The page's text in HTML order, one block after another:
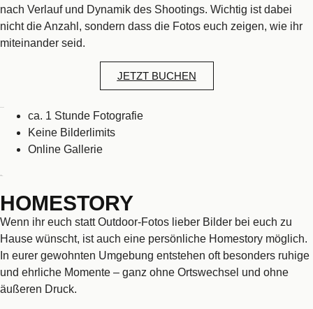
nach Verlauf und Dynamik des Shootings. Wichtig ist dabei
nicht die Anzahl, sondern dass die Fotos euch zeigen, wie ihr
miteinander seid.
JETZT BUCHEN
ca. 1 Stunde Fotografie
Keine Bilderlimits
Online Gallerie
HOMESTORY
Wenn ihr euch statt Outdoor-Fotos lieber Bilder bei euch zu
Hause wünscht, ist auch eine persönliche Homestory möglich.
In eurer gewohnten Umgebung entstehen oft besonders ruhige
und ehrliche Momente – ganz ohne Ortswechsel und ohne
äußeren Druck.